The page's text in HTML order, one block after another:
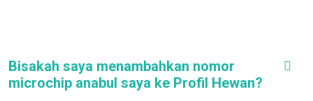
Bisakah saya menambahkan nomor
microchip anabul saya ke Profil Hewan?